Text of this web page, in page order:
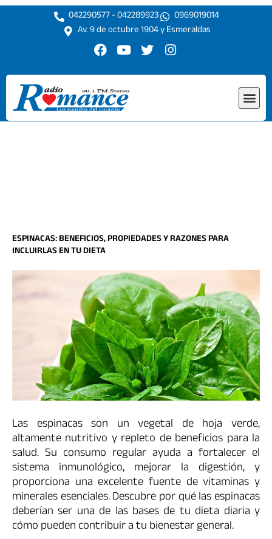
Ir
042290577 - 042289923
0969019014
Av. 9 de octubre 1904 y Esmeraldas
F
c
e
b
o
o
Y
u
t
u
b
e
T
i
r
I
s
r
ESPINACAS: BENEFICIOS, PROPIEDADES Y RAZONES PARA
INCLUIRLAS EN TU DIETA
Las espinacas son un vegetal de hoja verde,
altamente nutritivo y repleto de beneficios para la
salud. Su consumo regular ayuda a fortalecer el
sistema inmunológico, mejorar la digestión, y
proporciona una excelente fuente de vitaminas y
minerales esenciales. Descubre por qué las espinacas
deberían ser una de las bases de tu dieta diaria y
cómo pueden contribuir a tu bienestar general.